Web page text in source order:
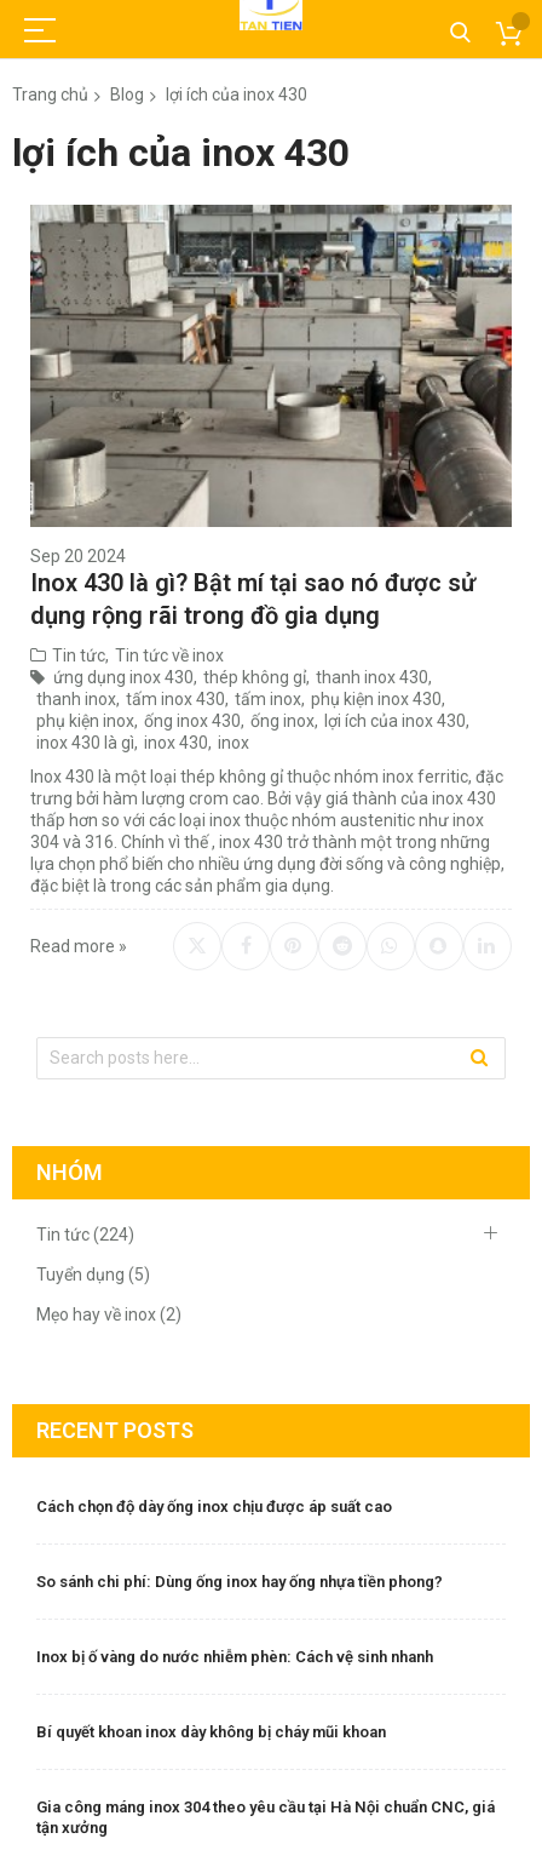
Trang chủ Blog lợi ích của inox 430
lợi ích của inox 430
Sep 20 2024
Inox 430 là gì? Bật mí tại sao nó được sử
dụng rộng rãi trong đồ gia dụng
Tin tức, Tin tức về inox
ứng dụng inox 430, thép không gỉ, thanh inox 430,
thanh inox, tấm inox 430, tấm inox, phụ kiện inox 430,
phụ kiện inox, ống inox 430, ống inox, lợi ích của inox 430,
inox 430 là gì, inox 430, inox
Inox 430 là một loại thép không gỉ thuộc nhóm inox ferritic, đặc
trưng bởi hàm lượng crom cao. Bởi vậy giá thành của inox 430
thấp hơn so với các loại inox thuộc nhóm austenitic như inox
304 và 316. Chính vì thế , inox 430 trở thành một trong những
lựa chọn phổ biến cho nhiều ứng dụng đời sống và công nghiệp,
đặc biệt là trong các sản phẩm gia dụng.
Read more »
NHÓM
Tin tức (224)
Tuyển dụng (5)
Mẹo hay về inox (2)
RECENT POSTS
Cách chọn độ dày ống inox chịu được áp suất cao
So sánh chi phí: Dùng ống inox hay ống nhựa tiền phong?
Inox bị ố vàng do nước nhiễm phèn: Cách vệ sinh nhanh
Bí quyết khoan inox dày không bị cháy mũi khoan
Gia công máng inox 304 theo yêu cầu tại Hà Nội chuẩn CNC, giá
tận xưởng